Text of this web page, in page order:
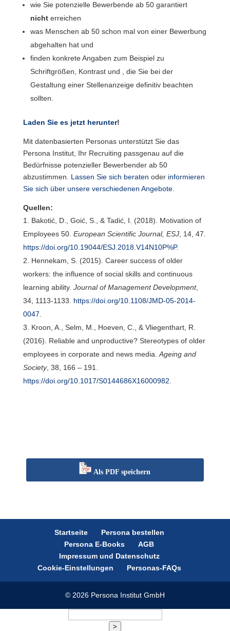
wie Sie potenzielle Bewerbende ab 50 garantiert
nicht erreichen
was Menschen ab 50 schon mal von einer Bewerbung
abgehalten hat und
finden konkrete Angaben zum Beispiel zu
Schriftgrößen, Kontrast und , die Sie bei der
Gestaltung einer Stellenanzeige definitiv beachten
sollten.
Laden Sie es jetzt herunter!
Mit datenbasierten Personas unterstützt Sie das
Persona Institut, Ihr Recruiting passgenau auf die
Bedürfnisse potenzieller Bewerbender ab 50
abzustimmen. Lassen Sie sich beraten oder informieren
Sie sich über unsere verschiedenen Angebote.
Quellen:
Bakotić, D., Goić, S., & Tadić, I. (2018). Motivation of
Employees 50. European Scientific Journal, ESJ, 14, 47.
https://doi.org/10.19044/ESJ.2018.V14N10P%P.
Hennekam, S. (2015). Career success of older
workers: the influence of social skills and continuous
learning ability. Journal of Management Development,
34, 1113-1133. https://doi.org/10.1108/JMD-05-2014-
0047
Kroon, A., Selm, M., Hoeven, C., & Vliegenthart, R.
(2016). Reliable and unproductive? Stereotypes of older
employees in corporate and news media. Ageing and
Society, 38, 166 – 191.
https://doi.org/10.1017/S0144686X16000982
Als PDF speichern
Startseite
Persona bestellen
Persona E-Books
AGB
Impressum und Datenschutz
Cookie-Einstellungen
Personas-FAQs
© 2026 Persona Institut GmbH
>